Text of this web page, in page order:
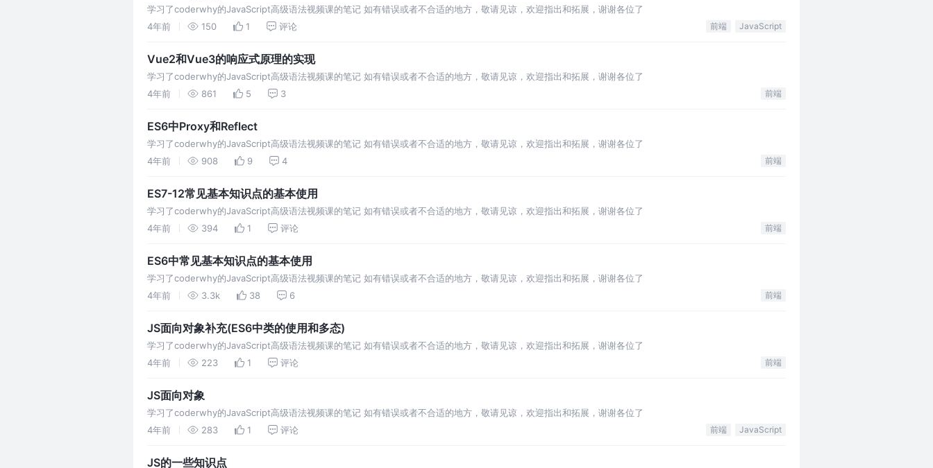
学习了coderwhy的JavaScript高级语法视频课的笔记 如有错误或者不合适的地方，敬请见谅，欢迎指出和拓展，谢谢各位了
4年前
150 1 评论 前端 JavaScript
Vue2和Vue3的响应式原理的实现
学习了coderwhy的JavaScript高级语法视频课的笔记 如有错误或者不合适的地方，敬请见谅，欢迎指出和拓展，谢谢各位了
4年前
861 5 3 前端
ES6中Proxy和Reflect
学习了coderwhy的JavaScript高级语法视频课的笔记 如有错误或者不合适的地方，敬请见谅，欢迎指出和拓展，谢谢各位了
4年前
908 9 4 前端
ES7-12常见基本知识点的基本使用
学习了coderwhy的JavaScript高级语法视频课的笔记 如有错误或者不合适的地方，敬请见谅，欢迎指出和拓展，谢谢各位了
4年前
394 1 评论 前端
ES6中常见基本知识点的基本使用
学习了coderwhy的JavaScript高级语法视频课的笔记 如有错误或者不合适的地方，敬请见谅，欢迎指出和拓展，谢谢各位了
4年前
3.3k 38 6 前端
JS面向对象补充(ES6中类的使用和多态)
学习了coderwhy的JavaScript高级语法视频课的笔记 如有错误或者不合适的地方，敬请见谅，欢迎指出和拓展，谢谢各位了
4年前
223 1 评论 前端
JS面向对象
学习了coderwhy的JavaScript高级语法视频课的笔记 如有错误或者不合适的地方，敬请见谅，欢迎指出和拓展，谢谢各位了
4年前
283 1 评论 前端 JavaScript
JS的一些知识点